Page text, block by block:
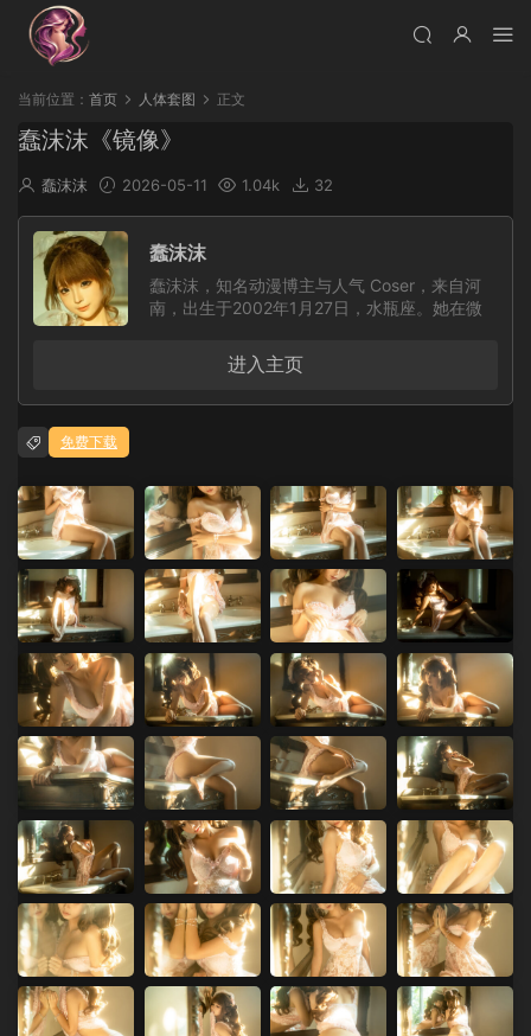
当前位置： 首页 人体套图 正文
蠢沫沫《镜像》
蠢沫沫 2026-05-11 1.04k 32
蠢沫沫
蠢沫沫，知名动漫博主与人气 Coser，来自河
南，出生于2002年1月27日，水瓶座。她在微
受众多粉丝喜爱。蠢沫沫精通汉语、日语和英语
三门语言，个人能力较为出众。作为一名热爱二
进入主页
免费下载